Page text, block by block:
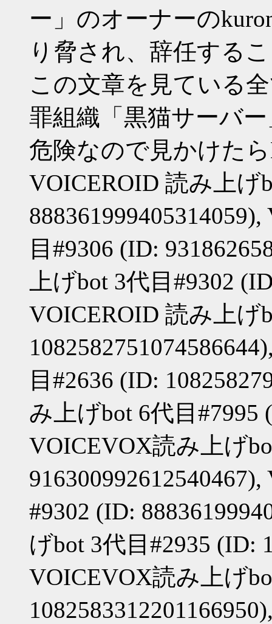
ー」のオーナーの
り脅され、辞任する
この文章を見ている
罪組織「黒猫サーバ
危険なので見かけた
VOICEROID 読み上げ
目#9306 (ID:
上げbot 3代目#9302
VOICEROID 読み上げ
目#2636 (ID:
み上げbot 6代目#7995
VOICEVOX読み上げ
#9302 (ID:
げbot 3代目#2935 (ID:
VOICEVOX読み上げ